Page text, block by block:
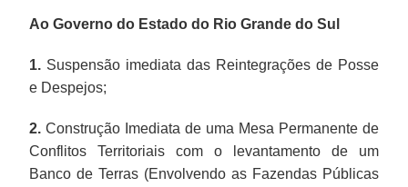
Ao Governo do Estado do Rio Grande do Sul
1. Suspensão imediata das Reintegrações de Posse
e Despejos;
2. Construção Imediata de uma Mesa Permanente de
Conflitos Territoriais com o levantamento de um
Banco de Terras (Envolvendo as Fazendas Públicas